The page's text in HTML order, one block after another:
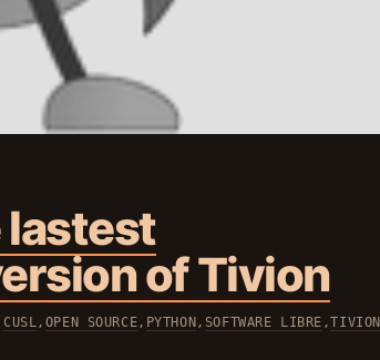
lastest
of Tivion
CUSL, OPEN SOURCE, PYTHON , SOFTWARE LIBRE ,TIVION